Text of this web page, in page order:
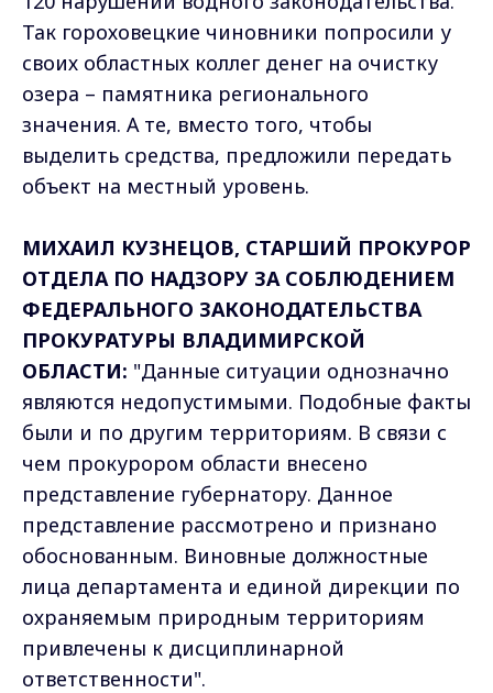
Так гороховецкие чиновники попросили у
своих областных коллег денег на очистку
озера – памятника регионального
значения. А те, вместо того, чтобы
выделить средства, предложили передать
объект на местный уровень.
МИХАИЛ КУЗНЕЦОВ, СТАРШИЙ ПРОКУРОР
ОТДЕЛА ПО НАДЗОРУ ЗА СОБЛЮДЕНИЕМ
ФЕДЕРАЛЬНОГО ЗАКОНОДАТЕЛЬСТВА
ПРОКУРАТУРЫ ВЛАДИМИРСКОЙ
ОБЛАСТИ: "Данные ситуации однозначно
являются недопустимыми. Подобные факты
были и по другим территориям. В связи с
чем прокурором области внесено
представление губернатору. Данное
представление рассмотрено и признано
обоснованным. Виновные должностные
лица департамента и единой дирекции по
охраняемым природным территориям
привлечены к дисциплинарной
ответственности".